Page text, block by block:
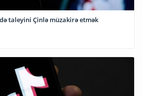
taleyini Çinlə müzakirə etmək